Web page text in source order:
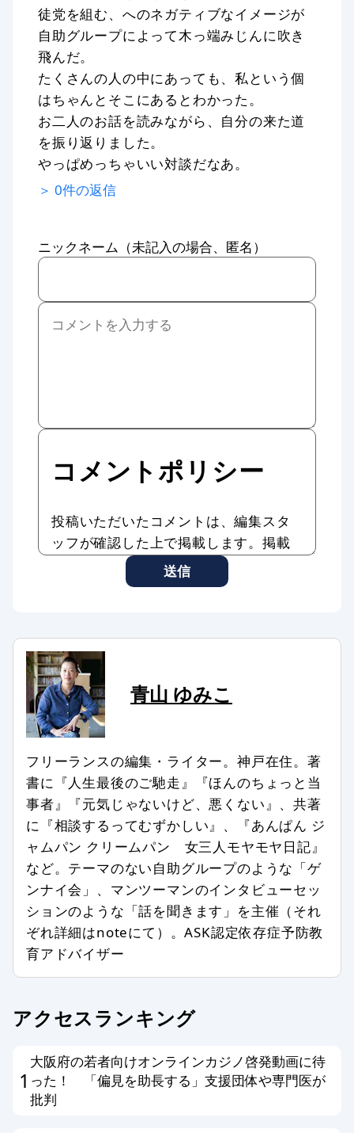
徒党を組む、へのネガティブなイメージが
自助グループによって木っ端みじんに吹き
飛んだ。
たくさんの人の中にあっても、私という個
はちゃんとそこにあるとわかった。
お二人のお話を読みながら、自分の来た道
を振り返りました。
やっぱめっちゃいい対談だなあ。
＞ 0件の返信
ニックネーム（未記入の場合、匿名）
コメントポリシー
投稿いただいたコメントは、編集スタ
ッフが確認した上で掲載します。掲載
したコメントはAddiction Reportの記
事やサービスに転載、利用する場合が
ッフの判断で修正したり、全部、また
は一部を非掲載とさせていただいたり
する場合もあります。
次のようなコメントは非掲載、または
削除します。
記事との関係が認められない場合
特定の個人、組織を誹謗中傷し、名誉
を傷つける内容を含む場合
第三者の著作権などを侵害する内容を
含む場合
特定の企業や団体、商品の宣伝、販売
促進を主な目的とする場合
事実に反した情報や誤解させる内容を
書いている場合
公序良俗、法令に反した内容の情報を
個人情報を書き込んだ場合
がある場合
その他、編集スタッフが不適切と判断
送信
青山 ゆみこ
フリーランスの編集・ライター。神戸在住。著
書に『人生最後のご馳走』『ほんのちょっと当
事者』『元気じゃないけど、悪くない』、共著
に『相談するってむずかしい』、『あんぱん ジ
ャムパン クリームパン 女三人モヤモヤ日記』
など。テーマのない自助グループのような「ゲ
ンナイ会」、マンツーマンのインタビューセッ
ションのような「話を聞きます」を主催（それ
ぞれ詳細はnoteにて）。ASK認定依存症予防教
育アドバイザー
アクセスランキング
1
大阪府の若者向けオンラインカジノ啓発動画に待
った！ 「偏見を助長する」支援団体や専門医が
批判